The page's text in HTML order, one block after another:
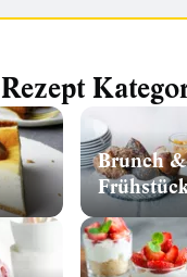
Rezept
Brunch &